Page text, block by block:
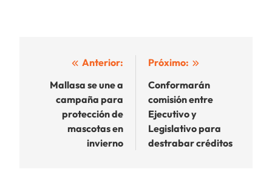
Navegación
entradas
Anterior:
Mallasa se une a
campaña para
protección de
mascotas en
invierno
Próximo:
Conformarán
comisión entre
Ejecutivo y
Legislativo para
destrabar créditos